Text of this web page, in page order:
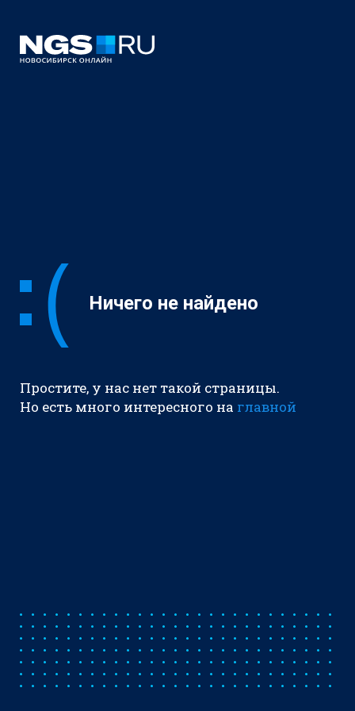
Ничего не найдено
Простите, у нас нет такой страницы.
Но есть много интересного на главной